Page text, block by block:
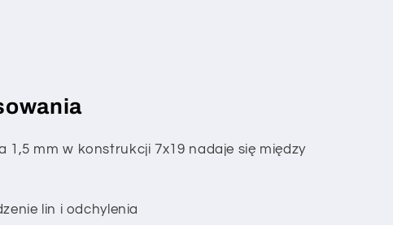
1,5 mm w konstrukcji 7x19 nadaje się między
lin i odchylenia